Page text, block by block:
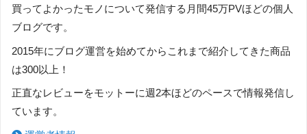
買ってよかったモノについて発信する月間45万PVほどの個人
ブログです。
2015年にブログ運営を始めてからこれまで紹介してきた商品
は300以上！
正直なレビューをモットーに週2本ほどのペースで情報発信し
ています。